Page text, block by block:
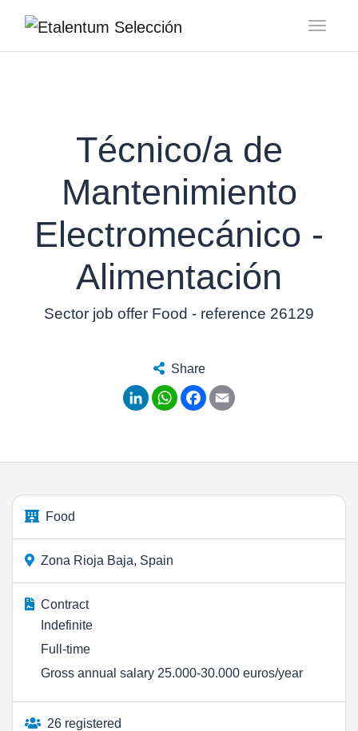
Técnico/a de
Mantenimiento
Electromecánico -
Alimentación
Sector job offer Food - reference 26129
Share
LinkedInWhatsApp
Facebook
Food
Zona Rioja Baja, Spain
Contract
Indefinite
Full-time
Gross annual salary 25.000-30.000 euros/year
26 registered